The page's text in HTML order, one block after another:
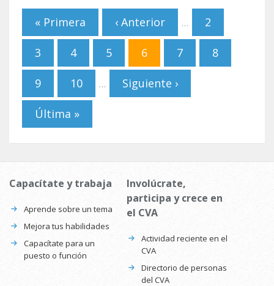
Páginas
« Primera ‹ Anterior … 2
3 4 5 6 7 8
9 10 … Siguiente ›
Última »
Capacítate y trabaja
Aprende sobre un tema
Mejora tus habilidades
Capacítate para un
puesto o función
Involúcrate,
participa y crece en
el CVA
Actividad reciente en el
CVA
Directorio de personas
del CVA